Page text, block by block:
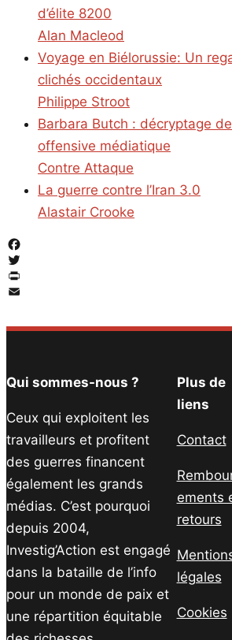
d’élite 8200
Alan Macleod
Voyage en Biélorussie: Un
clichés occidentaux
Philippe Stroot
Barbara Butch : décryptage
offensive médiatique
Contre Attaque
La guerre contre l’Iran 3.0
Alastair Crooke
Facebook
Twitter
PrintFriendly
Qui sommes-nous ?
Ceux qui exploitent les
travailleurs et profitent
des guerres financent
également les grands
médias. C’est pourquoi
depuis 2004,
Investig’Action est engagé
dans la bataille de l’info
pour un monde de paix et
une répartition équitable
Plus de
liens
Contact
ements
retours
légales
Cookies